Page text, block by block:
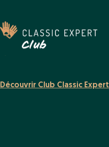
Découvrir Club Classic Expert